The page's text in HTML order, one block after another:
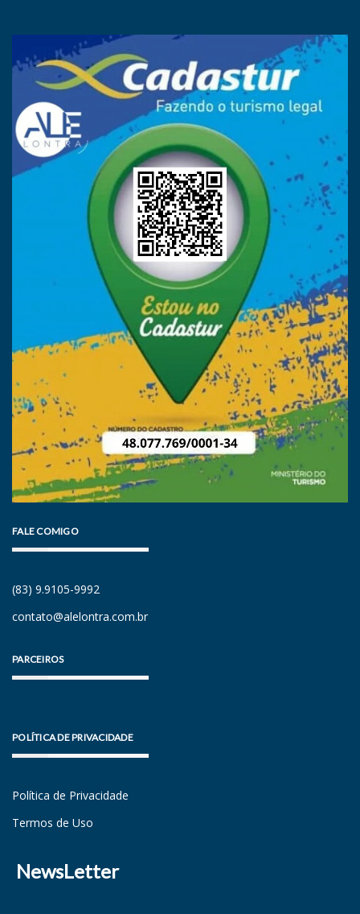
FALE COMIGO
(83) 9.9105-9992
contato@alelontra.com.br
PARCEIROS
POLÍTICA DE PRIVACIDADE
Política de Privacidade
Termos de Uso
NewsLetter